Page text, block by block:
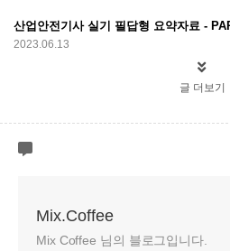
산업안전기사 실기 필답형 요약자료 -
2023.06.13
글 더보기
Mix.Coffee
Mix Coffee 님의 블로그입니다.